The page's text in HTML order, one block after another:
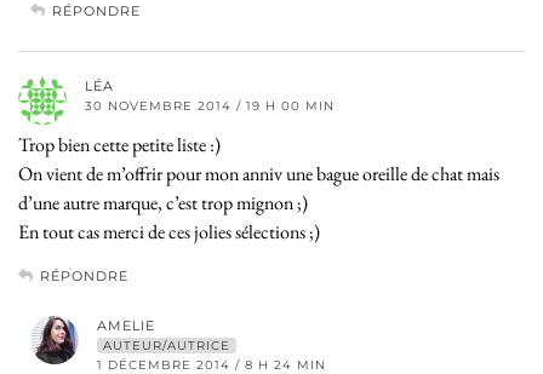
RÉPONDRE
LÉA
30 NOVEMBRE 2014 / 19 H 00 MIN
Trop bien cette petite liste :)
On vient de m’offrir pour mon anniv une bague oreille de chat mais
d’une autre marque, c’est trop mignon ;)
En tout cas merci de ces jolies sélections ;)
RÉPONDRE
AMELIE
AUTEUR/AUTRICE
1 DÉCEMBRE 2014 / 8 H 24 MIN